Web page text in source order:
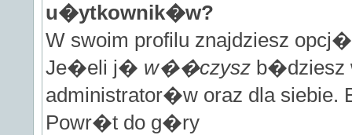
u�ytkownik�w?
W swoim profilu znajdziesz
Je�eli j� w��czysz b�dziesz
administrator�w oraz dla
Powr�t do g�ry